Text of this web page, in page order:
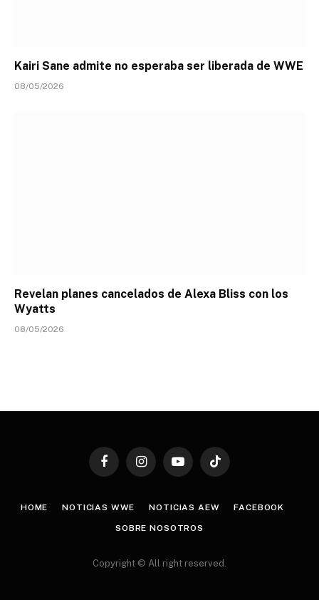
Kairi Sane admite no esperaba ser liberada de WWE
08/05/2026
Revelan planes cancelados de Alexa Bliss con los
Wyatts
08/05/2026
FacebookInstagramYouTubeTikTok
HOME NOTICIAS WWE NOTICIAS AEW FACEBOOK
SOBRE NOSOTROS
Copyright © All right reserved.